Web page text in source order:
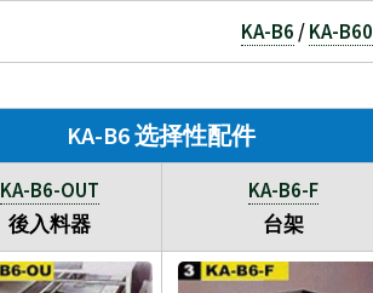
KA-B6 /KA-B60
KA-B6 选择性配件
KA-B6-OUT
後入料器
KA-B6-F
台架